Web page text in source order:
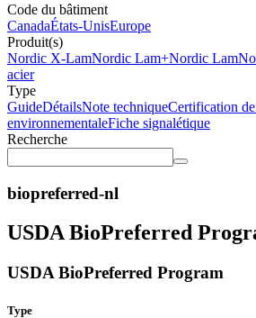
Code du bâtiment
CanadaÉtats-UnisEurope
Produit(s)
Nordic X-LamNordic Lam+Nordic Lam
acier
Type
GuideDétailsNote techniqueCertification
environnementaleFiche signalétique
Recherche
biopreferred-nl
USDA BioPreferred
USDA BioPreferred Program
Type